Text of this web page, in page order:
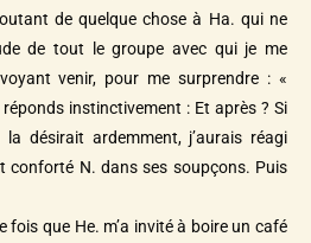
de quelque chose à Ha. qui ne
de tout le groupe avec qui je me
venir, pour me surprendre : «
instinctivement : Et après ? Si
la désirait ardemment, j’aurais réagi
conforté N. dans ses soupçons. Puis
que He. m’a invité à boire un café